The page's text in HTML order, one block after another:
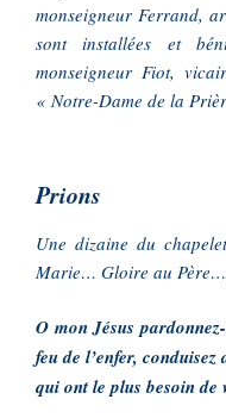
monseigneur Ferrand,
sont installées et
monseigneur Fiot,
« Notre-Dame de la
Prions
Une dizaine du
Marie… Gloire au
O mon Jésus
feu de l’enfer,
qui ont le plus besoin de